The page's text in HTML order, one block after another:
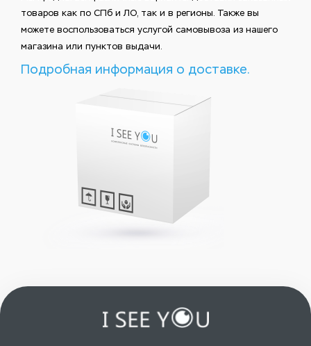
товаров как по СПб и ЛО, так и в регионы. Также вы
можете воспользоваться услугой самовывоза из нашего
магазина или пунктов выдачи.
Подробная информация о доставке.